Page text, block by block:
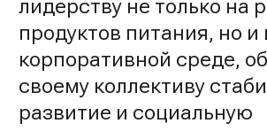
лидерству не только на
продуктов питания, но и
корпоративной среде,
своему коллективу
развитие и социальную